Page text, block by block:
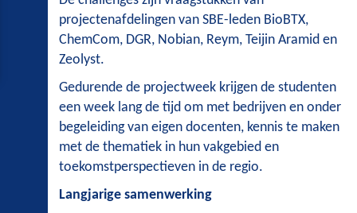
projectenafdelingen van SBE-leden BioBTX,
ChemCom, DGR, Nobian, Reym, Teijin Aramid en
Zeolyst.
Gedurende de projectweek krijgen de studenten
een week lang de tijd om met bedrijven en onder
begeleiding van eigen docenten, kennis te maken
met de thematiek in hun vakgebied en
toekomstperspectieven in de regio.
Langjarige samenwerking